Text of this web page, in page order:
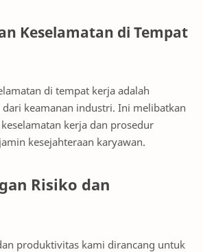
Keselamatan di Tempat
di tempat kerja adalah
keamanan industri. Ini melibatkan
kerja dan prosedur
kesejahteraan karyawan.
Risiko dan
produktivitas kami dirancang untuk